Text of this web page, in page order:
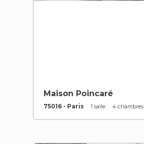
Maison Poincaré
75016 - Paris 1 salle 4 chambres